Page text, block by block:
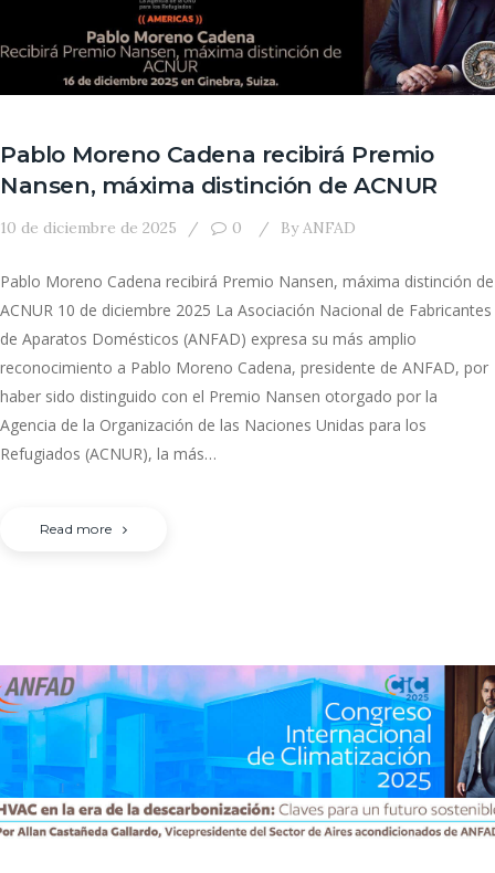
Pablo Moreno Cadena recibirá Premio
Nansen, máxima distinción de ACNUR
10 de diciembre de 2025 0 ByANFAD
Pablo Moreno Cadena recibirá Premio Nansen, máxima distinción de
ACNUR 10 de diciembre 2025 La Asociación Nacional de Fabricantes
de Aparatos Domésticos (ANFAD) expresa su más amplio
reconocimiento a Pablo Moreno Cadena, presidente de ANFAD, por
haber sido distinguido con el Premio Nansen otorgado por la
Agencia de la Organización de las Naciones Unidas para los
Refugiados (ACNUR), la más…
Read more